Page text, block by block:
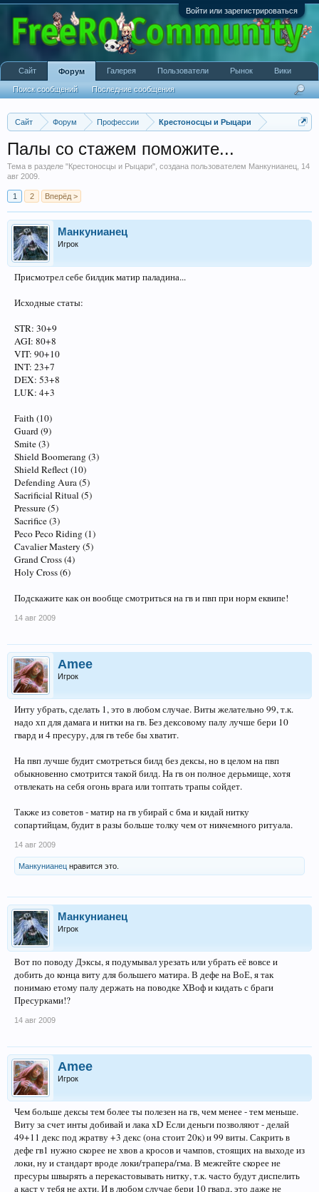
Войти или зарегистрироваться
Сайт Форум Профессии Крестоносцы и Рыцари
Палы со стажем поможите...
Тема в разделе "Крестоносцы и Рыцари", создана пользователем Манкунианец 14
авг 2009
1 2 Вперёд >
Манкунианец
Игрок
Присмотрел себе билдик матир паладина...
Исходные статы:
STR: 30+9
AGI: 80+8
VIT: 90+10
INT: 23+7
DEX: 53+8
LUK: 4+3
Faith (10)
Guard (9)
Smite (3)
Shield Boomerang (3)
Shield Reflect (10)
Defending Aura (5)
Sacrificial Ritual (5)
Pressure (5)
Sacrifice (3)
Peco Peco Riding (1)
Cavalier Mastery (5)
Grand Cross (4)
Holy Cross (6)
Подскажите как он вообще смотриться на гв и пвп при норм еквипе!
14 авг 2009
Amee
Игрок
Инту убрать, сделать 1, это в любом случае. Виты желательно 99, т.к.
надо хп для дамага и нитки на гв. Без дексовому палу лучше бери 10
гвард и 4 пресуру, для гв тебе бы хватит.
На пвп лучше будит смотреться билд без дексы, но в целом на пвп
обыкновенно смотрится такой билд. На гв он полное дерьмище, хотя
отвлекать на себя огонь врага или топтать трапы сойдет.
Также из советов - матир на гв убирай с бма и кидай нитку
сопартийцам, будит в разы больше толку чем от никчемного ритуала.
14 авг 2009
Манкунианец нравится это.
Манкунианец
Игрок
Вот по поводу Дэксы, я подумывал урезать или убрать её вовсе и
добить до конца виту для большего матира. В дефе на ВоЕ, я так
понимаю етому палу держать на поводке ХВоф и кидать с браги
Пресурками!?
14 авг 2009
Amee
Игрок
Чем больше дексы тем более ты полезен на гв, чем менее - тем меньше.
Виту за счет инты добивай и лака xD Если деньги позволяют - делай
49+11 декс под жратву +3 декс (она стоит 20к) и 99 виты. Сакрить в
дефе гв1 нужно скорее не хвов а кросов и чампов, стоящих на выходе из
локи, ну и стандарт вроде локи/трапера/гма. В межгейте скорее не
пресуры швырять а перекастовывать нитку, т.к. часто будут диспелить
а каст у тебя не ахти. И в любом случае бери 10 гвард, это даже не
Сайт Форум
Поиск сообщений Последние сообщения
Галерея Пользователи Рынок Вики